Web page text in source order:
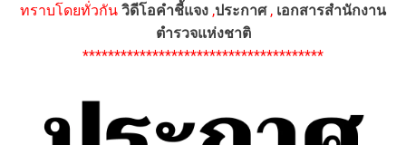
ทราบโดยทั่วกัน วิดีโอคำชี้แจง ,ประกาศ, เอกสารสำนักงาน
ตำรวจแห่งชาติ
**************************************